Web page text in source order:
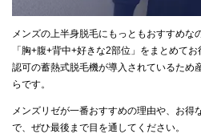
メンズの上半身脱毛にもっともおすすめな
「胸+腹+背中+好きな2部位」をまとめて
認可の蓄熱式脱毛機が導入されているため
らです。
メンズリゼが一番おすすめの理由や、お得
で、ぜひ最後まで目を通してください。